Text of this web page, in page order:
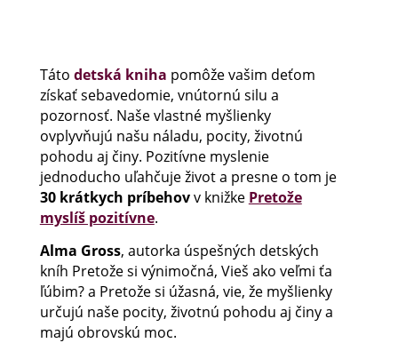
Táto detská kniha pomôže vašim deťom
získať sebavedomie, vnútornú silu a
pozornosť. Naše vlastné myšlienky
ovplyvňujú našu náladu, pocity, životnú
pohodu aj činy. Pozitívne myslenie
jednoducho uľahčuje život a presne o tom je
30 krátkych príbehovv knižke Pretože
myslíš pozitívne.
Alma Gross, autorka úspešných detských
kníh Pretože si výnimočná, Vieš ako veľmi ťa
ľúbim? a Pretože si úžasná, vie, že myšlienky
určujú naše pocity, životnú pohodu aj činy a
majú obrovskú moc.